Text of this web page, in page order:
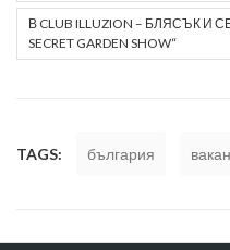
В CLUB ILLUZION – БЛЯСЪК И
SECRET GARDEN SHOW“
TAGS: българия